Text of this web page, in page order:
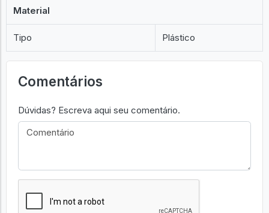
Material
Tipo Plástico
Comentários
Dúvidas? Escreva aqui seu comentário.